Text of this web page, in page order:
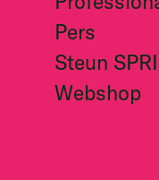
Pers
Steun
Webshop